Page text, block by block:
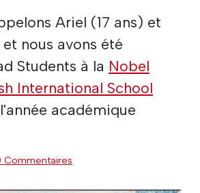
Ariel (17 ans) et
et nous avons été
Students à la Nobel
International School
académique
Commentaires